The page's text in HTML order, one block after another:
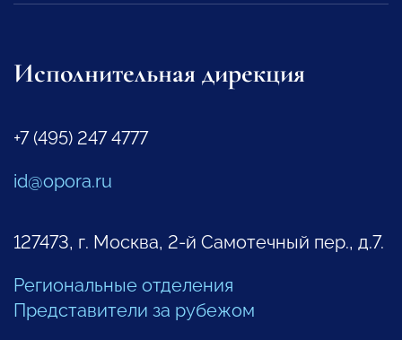
Исполнительная дирекция
+7 (495) 247 4777
id@opora.ru
127473, г. Москва, 2-й Самотечный пер., д.7.
Региональные отделения
Представители за рубежом